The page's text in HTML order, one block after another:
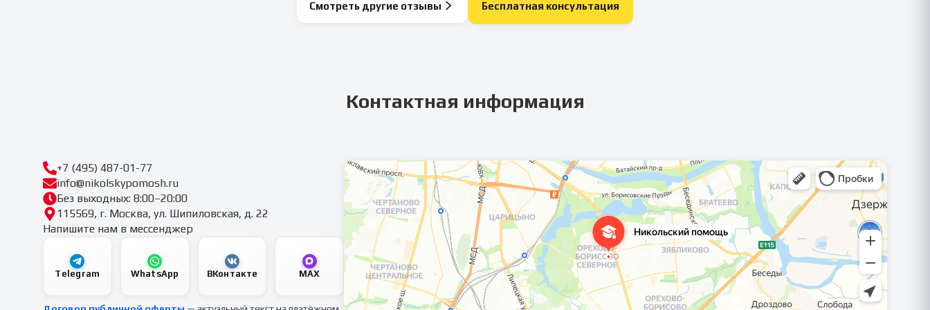
Смотреть другие отзывы Бесплатная консультация
Контактная информация
+7 (495) 487-01-77
info@nikolskypomosh.ru
Без выходных: 8:00–20:00
115569, г. Москва, ул. Шипиловская, д. 22
Напишите нам в мессенджер
Telegram WhatsApp ВКонтакте MAX